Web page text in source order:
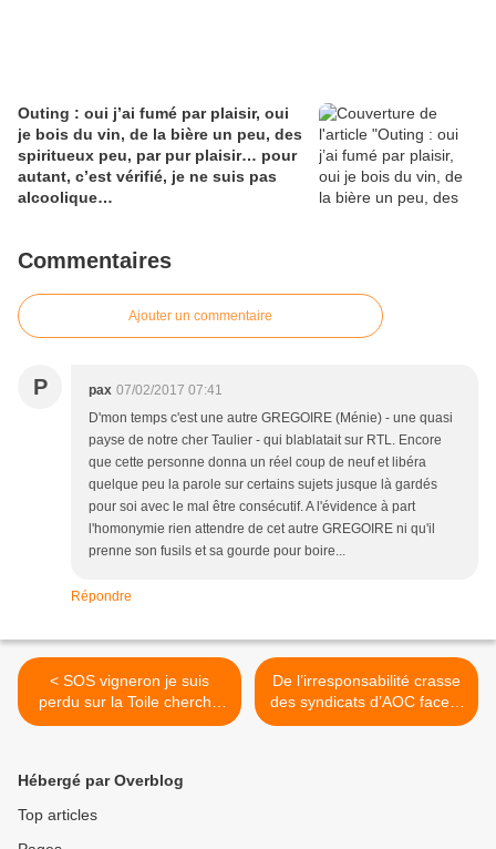
Outing : oui j’ai fumé par plaisir, oui
je bois du vin, de la bière un peu, des
spiritueux peu, par pur plaisir… pour
autant, c’est vérifié, je ne suis pas
alcoolique…
Commentaires
Ajouter un commentaire
P pax 07/02/2017 07:41
D'mon temps c'est une autre GREGOIRE (Ménie) - une quasi
payse de notre cher Taulier - qui blablatait sur RTL. Encore
que cette personne donna un réel coup de neuf et libéra
quelque peu la parole sur certains sujets jusque là gardés
pour soi avec le mal être consécutif. A l'évidence à part
l'homonymie rien attendre de cet autre GREGOIRE ni qu'il
prenne son fusils et sa gourde pour boire...
Répondre
< SOS vigneron je suis
perdu sur la Toile cherche
désespérément 1 coach
De l’irresponsabilité crasse
des syndicats d’AOC face à
la consultation du Ministère
Hébergé par Overblog
Top articles